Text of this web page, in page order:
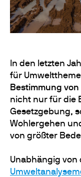
In den letzten
für
Bestimmung
nicht nur für die
Gesetzgebung,
Wohlergehen
von größter
Unabhängig